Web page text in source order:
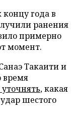
года в
ранения
примерно
момент.
Такаити и
время
, какая
шестого